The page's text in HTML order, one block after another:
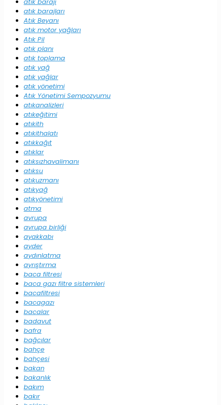
atık barajları
Atık Beyanı
atık motor yağları
Atık Pil
atık planı
atık toplama
atık yağ
atık yağlar
atık yönetimi
Atık Yönetimi Sempozyumu
atıkanalizleri
atıkeğitimi
atıkith
atıkithalatı
atıkkağıt
atıklar
atıksızhavalimanı
atıksu
atıkuzmanı
atıkyağ
atıkyönetimi
atma
avrupa
avrupa birliği
ayakkabı
ayder
aydınlatma
ayrıştırma
baca filtresi
baca gazı filtre sistemleri
bacafiltresi
bacagazı
bacalar
badavut
bafra
bağcılar
bahçe
bahçesi
bakan
bakanlık
bakım
bakır